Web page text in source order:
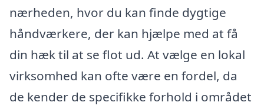
nærheden, hvor du kan finde dygtige
håndværkere, der kan hjælpe med at få
din hæk til at se flot ud. At vælge en lokal
virksomhed kan ofte være en fordel, da
de kender de specifikke forhold i området